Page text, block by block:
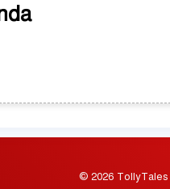
© 2026 TollyTales